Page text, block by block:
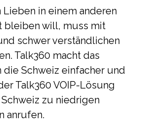
in einem anderen
bleiben will, muss mit
schwer verständlichen
Talk360 macht das
die Schweiz einfacher und
Talk360 VOIP-Lösung
zu niedrigen
anrufen.